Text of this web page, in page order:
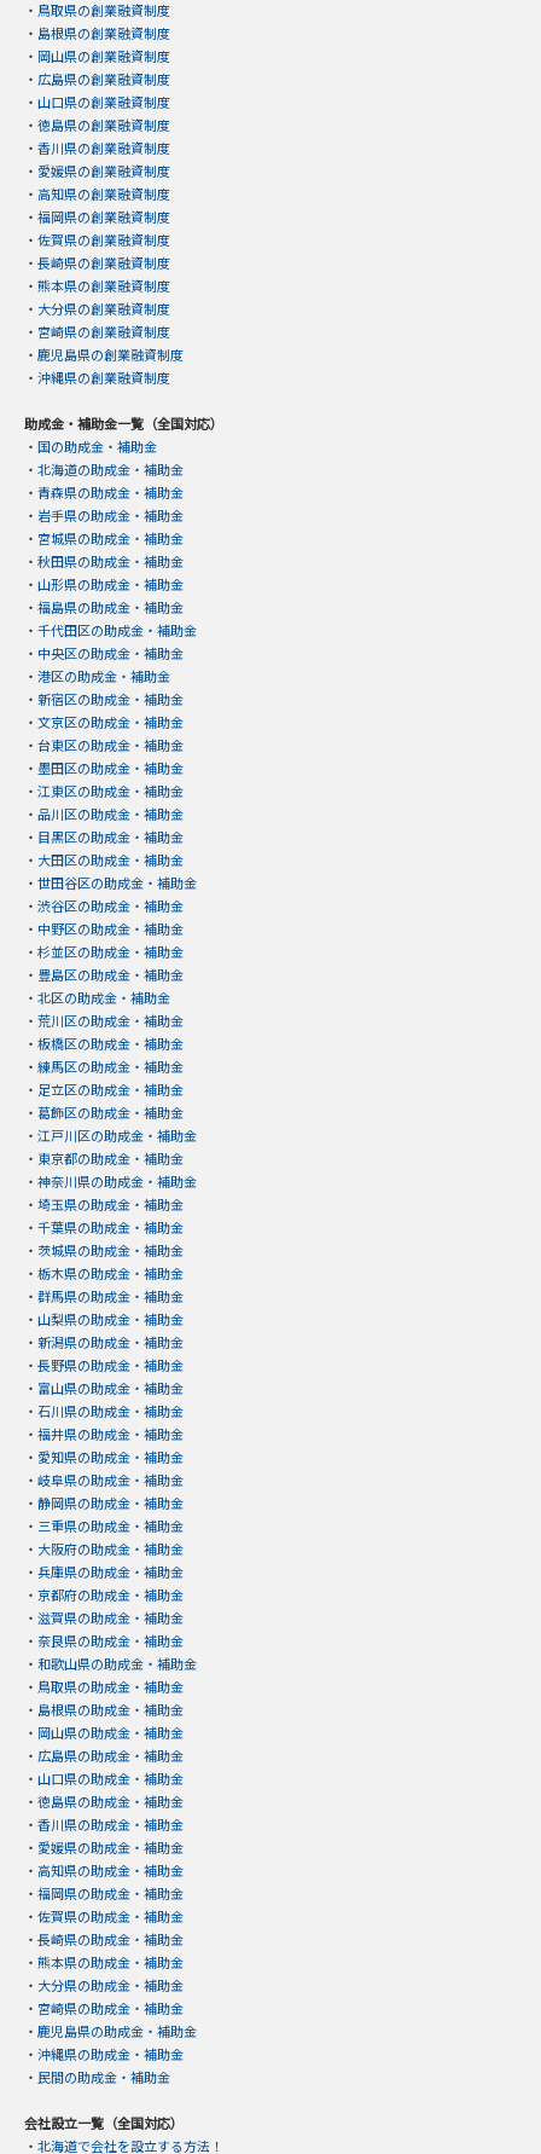
・ 鳥取県の創業融資制度
・ 島根県の創業融資制度
・ 岡山県の創業融資制度
・ 広島県の創業融資制度
・ 山口県の創業融資制度
・ 徳島県の創業融資制度
・ 香川県の創業融資制度
・ 愛媛県の創業融資制度
・ 高知県の創業融資制度
・ 福岡県の創業融資制度
・ 佐賀県の創業融資制度
・ 長崎県の創業融資制度
・ 熊本県の創業融資制度
・ 大分県の創業融資制度
・ 宮崎県の創業融資制度
・ 鹿児島県の創業融資制度
・ 沖縄県の創業融資制度
助成金・補助金一覧（全国対応）
・ 国の助成金・補助金
・ 北海道の助成金・補助金
・ 青森県の助成金・補助金
・ 岩手県の助成金・補助金
・ 宮城県の助成金・補助金
・ 秋田県の助成金・補助金
・ 山形県の助成金・補助金
・ 福島県の助成金・補助金
・ 千代田区の助成金・補助金
・ 中央区の助成金・補助金
・ 港区の助成金・補助金
・ 新宿区の助成金・補助金
・ 文京区の助成金・補助金
・ 台東区の助成金・補助金
・ 墨田区の助成金・補助金
・ 江東区の助成金・補助金
・ 品川区の助成金・補助金
・ 目黒区の助成金・補助金
・ 大田区の助成金・補助金
・ 世田谷区の助成金・補助金
・ 渋谷区の助成金・補助金
・ 中野区の助成金・補助金
・ 杉並区の助成金・補助金
・ 豊島区の助成金・補助金
・ 北区の助成金・補助金
・ 荒川区の助成金・補助金
・ 板橋区の助成金・補助金
・ 練馬区の助成金・補助金
・ 足立区の助成金・補助金
・ 葛飾区の助成金・補助金
・ 江戸川区の助成金・補助金
・ 東京都の助成金・補助金
・ 神奈川県の助成金・補助金
・ 埼玉県の助成金・補助金
・ 千葉県の助成金・補助金
・ 茨城県の助成金・補助金
・ 栃木県の助成金・補助金
・ 群馬県の助成金・補助金
・ 山梨県の助成金・補助金
・ 新潟県の助成金・補助金
・ 長野県の助成金・補助金
・ 富山県の助成金・補助金
・ 石川県の助成金・補助金
・ 福井県の助成金・補助金
・ 愛知県の助成金・補助金
・ 岐阜県の助成金・補助金
・ 静岡県の助成金・補助金
・ 三重県の助成金・補助金
・ 大阪府の助成金・補助金
・ 兵庫県の助成金・補助金
・ 京都府の助成金・補助金
・ 滋賀県の助成金・補助金
・ 奈良県の助成金・補助金
・ 和歌山県の助成金・補助金
・ 鳥取県の助成金・補助金
・ 島根県の助成金・補助金
・ 岡山県の助成金・補助金
・ 広島県の助成金・補助金
・ 山口県の助成金・補助金
・ 徳島県の助成金・補助金
・ 香川県の助成金・補助金
・ 愛媛県の助成金・補助金
・ 高知県の助成金・補助金
・ 福岡県の助成金・補助金
・ 佐賀県の助成金・補助金
・ 長崎県の助成金・補助金
・ 熊本県の助成金・補助金
・ 大分県の助成金・補助金
・ 宮崎県の助成金・補助金
・ 鹿児島県の助成金・補助金
・ 沖縄県の助成金・補助金
・ 民間の助成金・補助金
会社設立一覧（全国対応）
・ 北海道で会社を設立する方法！